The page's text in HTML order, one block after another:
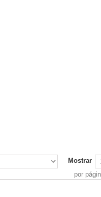
Mostrar
por